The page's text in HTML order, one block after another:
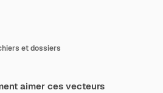
et dossiers
aimer ces vecteurs